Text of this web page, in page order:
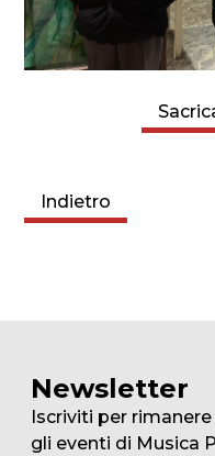
Indietro
Newsletter
Iscriviti per
gli eventi di Musica